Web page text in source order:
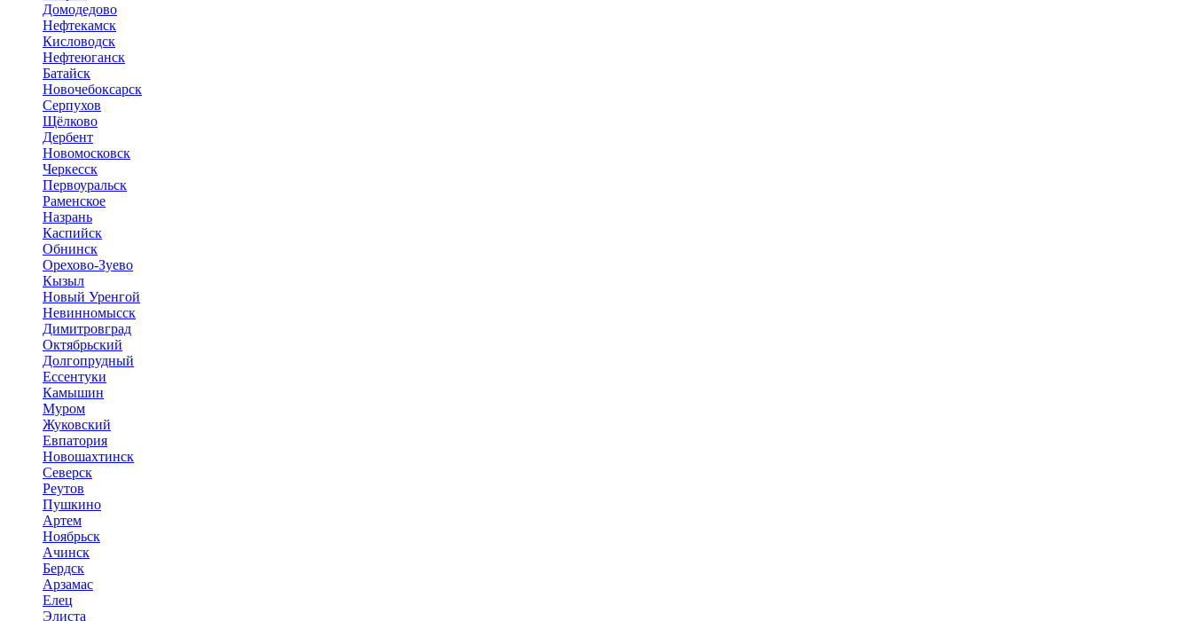
Домодедово
Нефтекамск
Кисловодск
Нефтеюганск
Батайск
Новочебоксарск
Серпухов
Щёлково
Дербент
Новомосковск
Черкесск
Первоуральск
Раменское
Назрань
Каспийск
Обнинск
Орехово-Зуево
Кызыл
Новый Уренгой
Невинномысск
Димитровград
Октябрьский
Долгопрудный
Ессентуки
Камышин
Муром
Жуковский
Евпатория
Новошахтинск
Северск
Реутов
Пушкино
Артем
Ноябрьск
Ачинск
Бердск
Арзамас
Елец
Элиста